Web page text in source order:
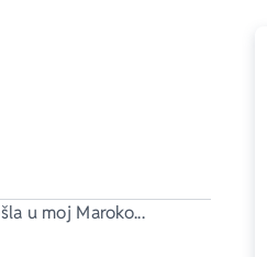
u moj Maroko...